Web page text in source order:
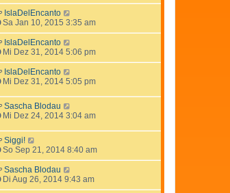
IslaDelEncanto
Sa Jan 10, 2015 3:35 am
IslaDelEncanto
Mi Dez 31, 2014 5:06 pm
IslaDelEncanto
Mi Dez 31, 2014 5:05 pm
Sascha Blodau
Mi Dez 24, 2014 3:04 am
Siggi!
So Sep 21, 2014 8:40 am
Sascha Blodau
Di Aug 26, 2014 9:43 am